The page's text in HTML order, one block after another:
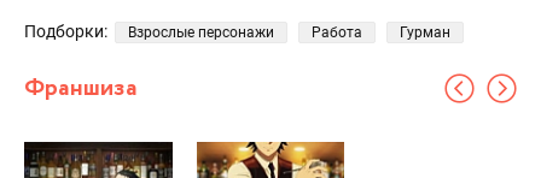
Подборки: Взрослые персонажи Работа Гурман
Франшиза